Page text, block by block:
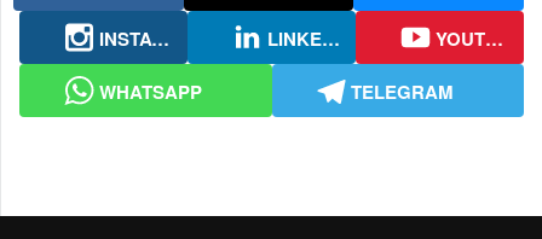
INSTAGRAM
LINKEDIN
YOUTUBE
WHATSAPP
TELEGRAM